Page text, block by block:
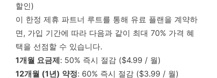
할인)
이 한정 제휴 파트너 루트를 통해 유료 플랜을 계약하
면, 가입 기간에 따라 다음과 같이 최대 70% 가격 혜
택을 선점할 수 있습니다.
1개월 요금제: 50% 즉시 절감 ($4.99 / 월)
12개월 (1년) 약정: 60% 즉시 절감 ($3.99 / 월)